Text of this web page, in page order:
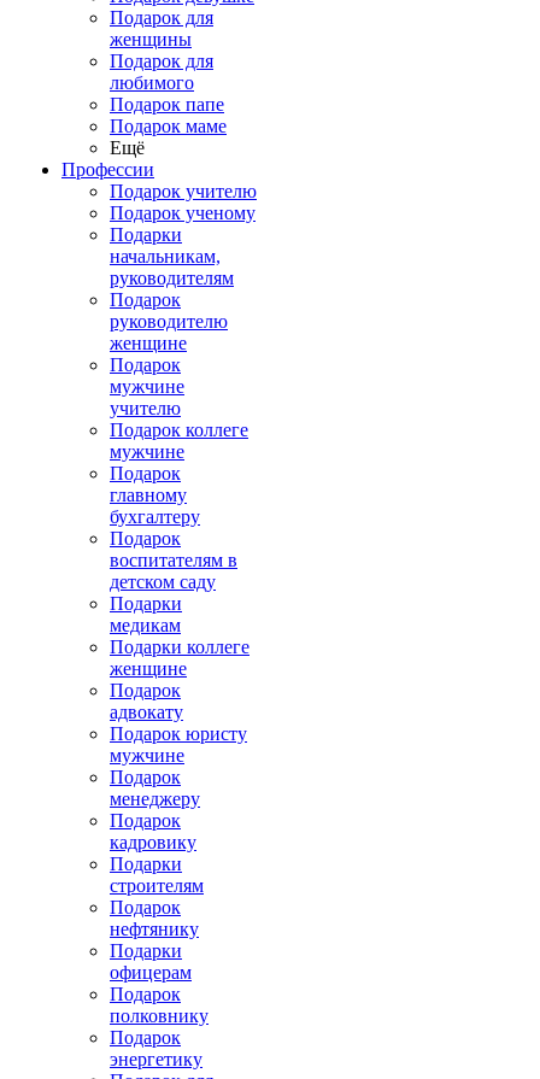
Подарок для
женщины
Подарок для
любимого
Подарок папе
Подарок маме
Ещё
Профессии
Подарок учителю
Подарок ученому
Подарки
начальникам,
руководителям
Подарок
руководителю
женщине
Подарок
мужчине
учителю
Подарок коллеге
мужчине
Подарок
главному
бухгалтеру
Подарок
воспитателям в
детском саду
Подарки
медикам
Подарки коллеге
женщине
Подарок
адвокату
Подарок юристу
мужчине
Подарок
менеджеру
Подарок
кадровику
Подарки
строителям
Подарок
нефтянику
Подарки
офицерам
Подарок
полковнику
Подарок
энергетику